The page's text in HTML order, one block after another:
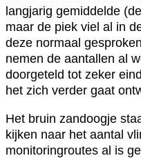
langjarig gemiddelde
maar de piek viel al in
deze normaal
nemen de aantallen al
doorgeteld tot zeker
het zich verder gaat
Het bruin zandoogje
kijken naar het aantal
monitoringroutes al is